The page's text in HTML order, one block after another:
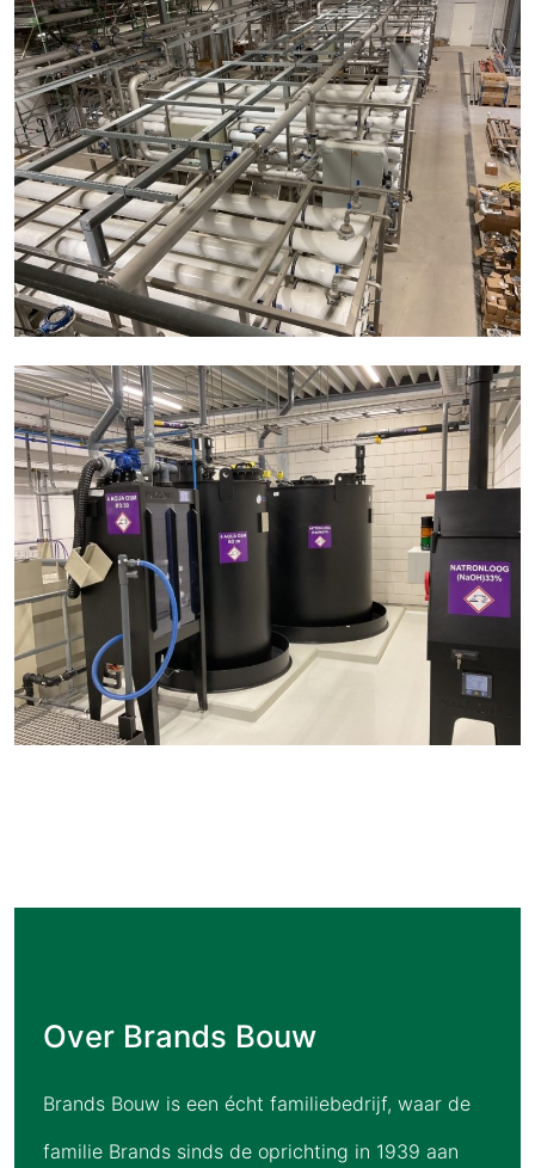
Over Brands Bouw
Brands Bouw is een écht familiebedrijf, waar de
familie Brands sinds de oprichting in 1939 aan